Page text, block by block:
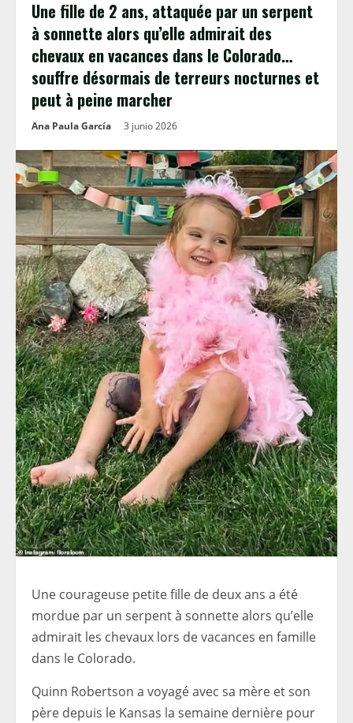
Une fille de 2 ans, attaquée par un serpent
à sonnette alors qu’elle admirait des
chevaux en vacances dans le Colorado…
souffre désormais de terreurs nocturnes et
peut à peine marcher
Ana Paula García 3 junio 2026
Une courageuse petite fille de deux ans a été
mordue par un serpent à sonnette alors qu’elle
admirait les chevaux lors de vacances en famille
dans le Colorado.
Quinn Robertson a voyagé avec sa mère et son
père depuis le Kansas la semaine dernière pour